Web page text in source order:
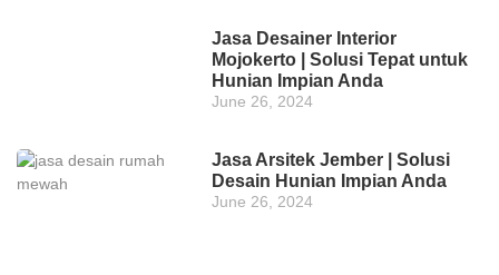
Jasa Desainer Interior
Mojokerto | Solusi Tepat untuk
Hunian Impian Anda
June 26, 2024
Jasa Arsitek Jember | Solusi
Desain Hunian Impian Anda
June 26, 2024